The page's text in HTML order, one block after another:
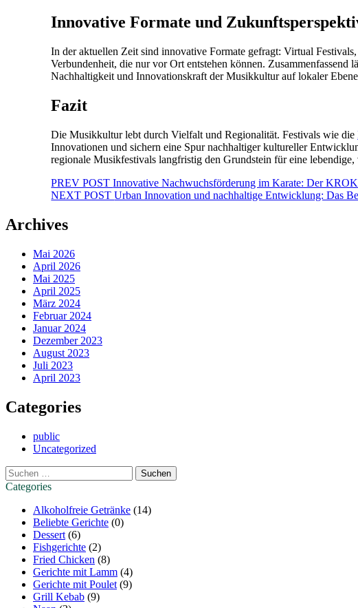
Innovative Formate und
In der aktuellen Zeit sind innovative Formate gefragt: Virtual
Verbundenheit, die nur vor Ort entstehen können. Zusammenfassend
Nachhaltigkeit und Innovationskraft der Musikkultur auf lokaler
Fazit
Die Musikkultur lebt durch Vielfalt und Regionalität. Festivals wie die
Innovationen und sichern eine Spur nachhaltiger kultureller
regionale Musikfestivals langfristig den Grundstein für eine
Beitragsnavigation
PREV POSTInnovative Nachwuchsförderung im Karate: Der
NEXT POSTUrban Innovation und nachhaltige Entwicklung: Das
Archives
Mai 2026
April 2026
Mai 2025
April 2025
März 2024
Februar 2024
Januar 2024
Dezember 2023
August 2023
Juli 2023
April 2023
Categories
public
Uncategorized
Suchen
nach:
Categories
Alkoholfreie Getränke (14)
Beliebte Gerichte (0)
Dessert (6)
Fishgerichte (2)
Fried Chicken (8)
Gerichte mit Lamm (4)
Gerichte mit Poulet (9)
Grill Kebab (9)